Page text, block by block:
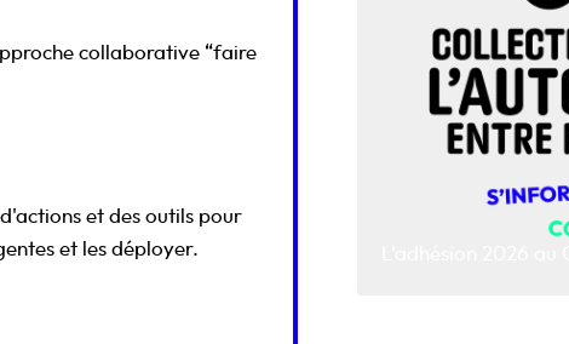
collaborative “faire
et des outils pour
et les déployer.